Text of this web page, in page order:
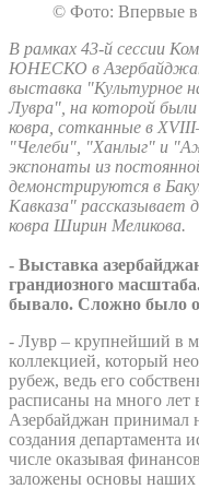
© Фото: Впервые в
В рамках 43-й сессии
ЮНЕСКО в
выставка "Культурное
Лувра", на которой
ковра, сотканные в
"Челеби", "Ханлыг" и
экспонаты из
демонстрируются в
Кавказа" рассказывает
ковра Ширин Меликова.
- Выставка
грандиозного
бывало. Сложно было
- Лувр – крупнейший в
коллекцией, который
рубеж, ведь его
расписаны на много лет
Азербайджан принимал
создания департамента
числе оказывая
заложены основы наших